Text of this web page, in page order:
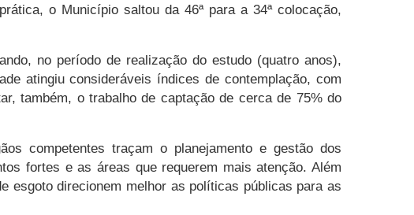
o Município saltou da 46ª para a 34ª colocação,
no período de realização do estudo (quatro anos),
atingiu consideráveis índices de contemplação, com
também, o trabalho de captação de cerca de 75% do
competentes traçam o planejamento e gestão dos
fortes e as áreas que requerem mais atenção. Além
esgoto direcionem melhor as políticas públicas para as